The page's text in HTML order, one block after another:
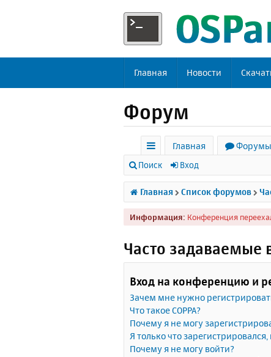
Главная Новости
Форум
с
ы
л
к
Главная
Форумы
Поиск Вход
Главная Список форумов
Информация: Конференция
Часто задаваемые
Вход на конференцию и
Зачем мне нужно
Что такое COPPA?
Почему я не могу
Я только что
Почему я не могу войти?